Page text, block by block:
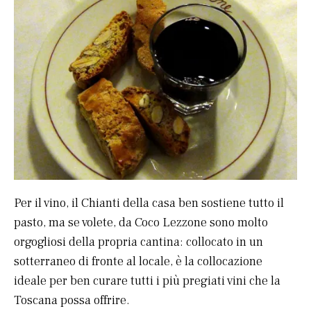
Per il vino, il Chianti della casa ben sostiene tutto il
pasto, ma se volete, da Coco Lezzone sono molto
orgogliosi della propria cantina: collocato in un
sotterraneo di fronte al locale, è la collocazione
ideale per ben curare tutti i più pregiati vini che la
Toscana possa offrire.